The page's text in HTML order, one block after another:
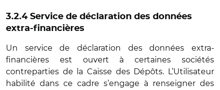
3.2.4 Service de déclaration des données
extra-financières
Un service de déclaration des données extra-
financières est ouvert à certaines sociétés
contreparties de la Caisse des Dépôts. L’Utilisateur
habilité dans ce cadre s’engage à renseigner des